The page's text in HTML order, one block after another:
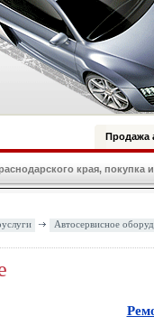
Продажа
края, покупка
Автосервисное